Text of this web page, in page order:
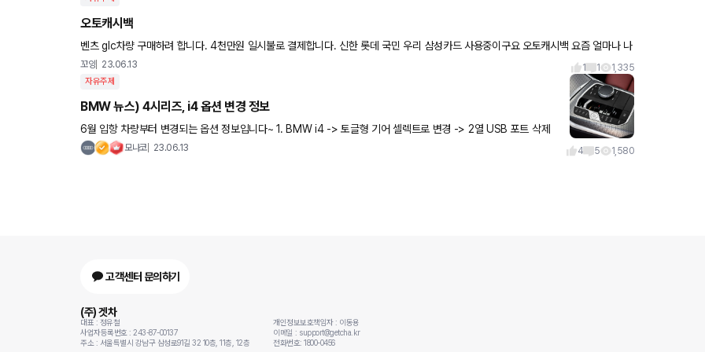
오토캐시백
벤츠 glc차량 구매하려 합니다. 4천만원 일시불로 결제합니다. 신한 롯데 국민 우리 삼성카드 사용중이구요 오토캐시백 요즘 얼마나 나
올까요?
꼬잉 23.06.13 1 1 1,335
자유주제
BMW 뉴스) 4시리즈, i4 옵션 변경 정보
6월 입항 차량부터 변경되는 옵션 정보입니다~ 1. BMW i4 -> 토글형 기어 셀렉트로 변경 -> 2열 USB 포트 삭제
모나코 23.06.13 4 5 1,580
고객센터 문의하기
(주) 겟차
대표 : 정유철
사업자등록번호 : 243-87-00137
주소 : 서울특별시 강남구 삼성로91길 32 10층, 11층, 12층
개인정보보호책임자 : 이동용
이메일 : support@getcha.kr
전화번호: 1800-0456